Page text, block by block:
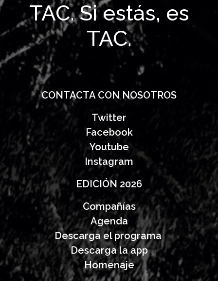
TAC. Si estás, es
TAC.
CONTACTA CON NOSOTROS
Twitter
Facebook
Youtube
Instagram
EDICIÓN 2026
Compañías
Agenda
Descarga el programa
Descarga la app
Homenaje